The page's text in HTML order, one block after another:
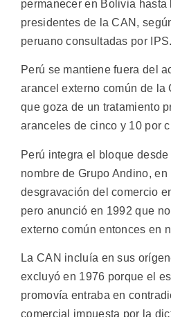
permanecer en Bolivia hasta
presidentes de la CAN,
peruano consultadas por IPS.
Perú se mantiene fuera del
arancel externo común de la
que goza de un tratamiento
aranceles de cinco y 10 por
Perú integra el bloque
nombre de Grupo Andino,
desgravación del comercio
pero anunció en 1992 que
externo común entonces en
La CAN incluía en sus
excluyó en 1976 porque el
promovía entraba en
comercial impuesta por la